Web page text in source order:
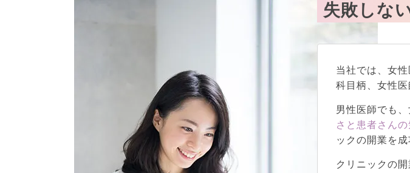
失敗しな
当社では、女
科目柄、女性
男性医師でも
さと患者さん
ックの開業を
クリニックの